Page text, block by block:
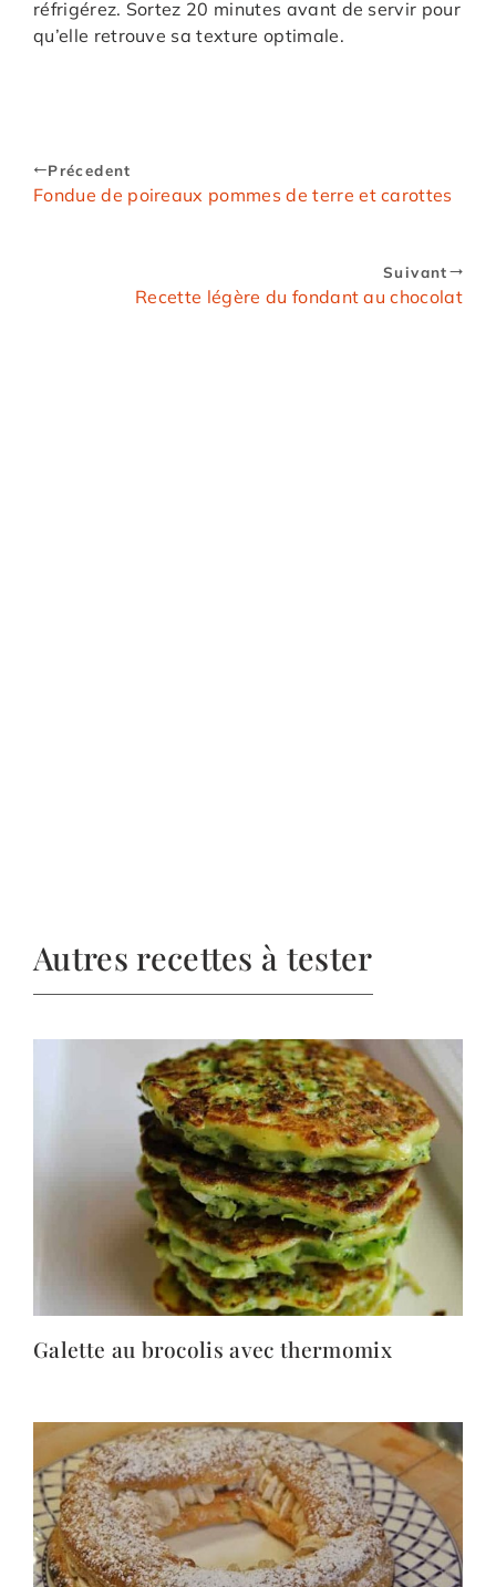
réfrigérez. Sortez 20 minutes avant de servir pour
qu’elle retrouve sa texture optimale.
Précedent
Fondue de poireaux pommes de terre et carottes
Suivant
Recette légère du fondant au chocolat
Autres recettes à tester
Galette au brocolis avec thermomix